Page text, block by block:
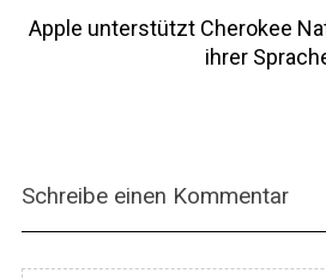
Apple unterstützt Cherokee
ihrer
Schreibe einen Kommentar